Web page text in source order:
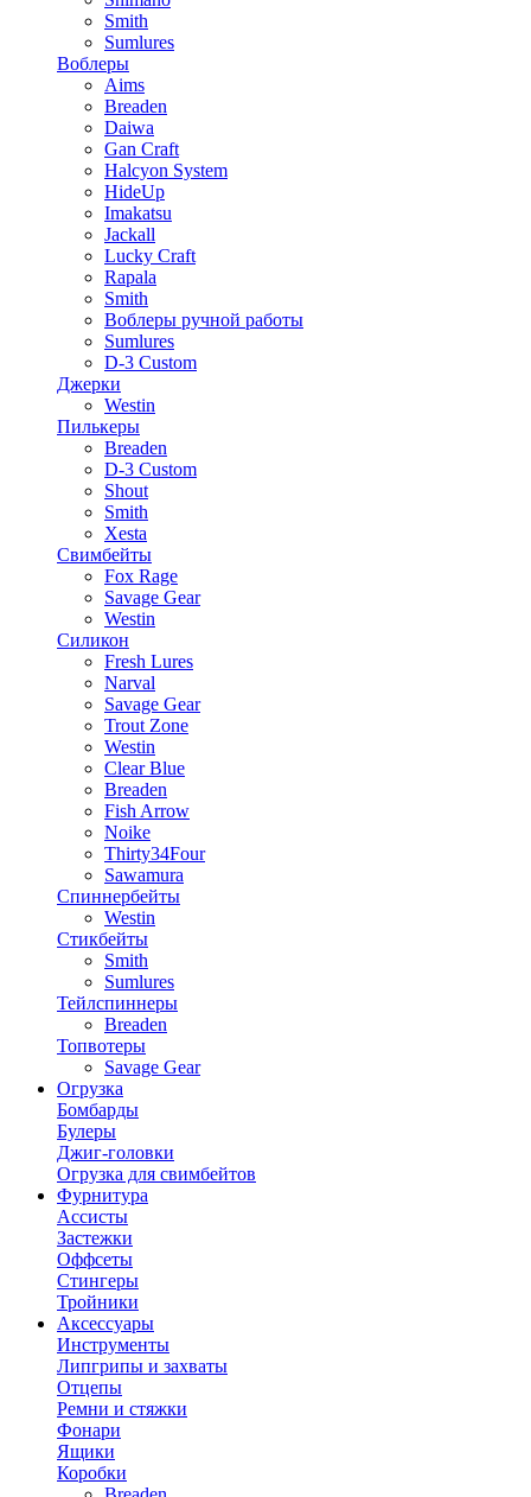
Smith
Sumlures
Воблеры
Aims
Breaden
Daiwa
Gan Craft
Halcyon System
HideUp
Imakatsu
Jackall
Lucky Craft
Rapala
Smith
Воблеры ручной работы
Sumlures
D-3 Custom
Джерки
Westin
Пилькеры
Breaden
D-3 Custom
Shout
Smith
Xesta
Свимбейты
Fox Rage
Savage Gear
Westin
Силикон
Fresh Lures
Narval
Savage Gear
Trout Zone
Westin
Clear Blue
Breaden
Fish Arrow
Noike
Thirty34Four
Sawamura
Спиннербейты
Westin
Стикбейты
Smith
Sumlures
Тейлспиннеры
Breaden
Топвотеры
Savage Gear
Огрузка
Бомбарды
Булеры
Джиг-головки
Огрузка для свимбейтов
Фурнитура
Ассисты
Застежки
Оффсеты
Стингеры
Тройники
Аксессуары
Инструменты
Липгрипы и захваты
Отцепы
Ремни и стяжки
Фонари
Ящики
Коробки